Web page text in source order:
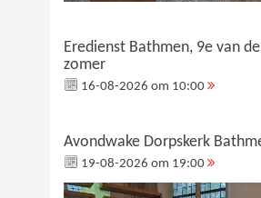
Eredienst Bathmen, 9e van de
zomer
16-08-2026 om 10:00
Avondwake Dorpskerk
19-08-2026 om 19:00